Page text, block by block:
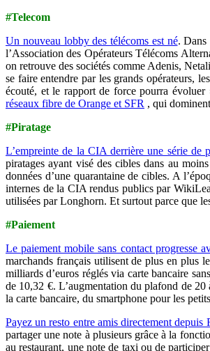
#Telecom
Un nouveau lobby des télécoms est né. Dans
l’Association des Opérateurs Télécoms
on retrouve des sociétés comme Adenis,
se faire entendre par les grands opérateurs,
écouté, et le rapport de force pourra
réseaux fibre de Orange et SFR , qui
#Piratage
L’empreinte de la CIA derrière une série de
piratages ayant visé des cibles dans au
données d’une quarantaine de cibles. A
internes de la CIA rendus publics par
utilisées par Longhorn. Et surtout parce que
#Paiement
Le paiement mobile sans contact progresse
marchands français utilisent de plus en plus
milliards d’euros réglés via carte bancaire
de 10,32 €. L’augmentation du plafond de
la carte bancaire, du smartphone pour les
Payez un resto entre amis directement depuis
partager une note à plusieurs grâce à la
au restaurant, une note de taxi ou de